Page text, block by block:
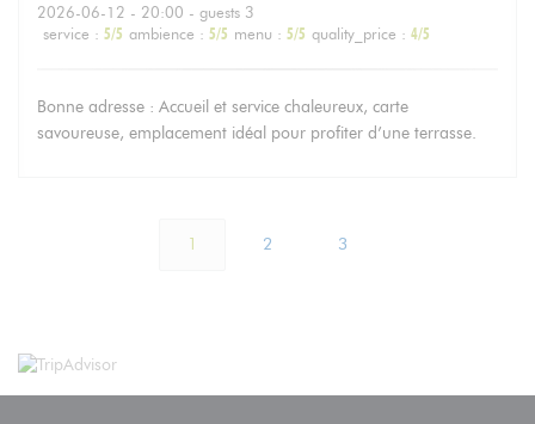
2026-06-12 - 20:00 - guests 3
service : 5/5 ambience : 5/5 menu : 5/5 quality_price : 4/5
Bonne adresse : Accueil et service chaleureux, carte
savoureuse, emplacement idéal pour profiter d’une terrasse.
1 2 3